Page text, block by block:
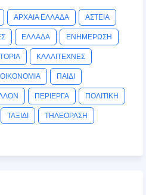
ΑΡΧΑΙΑ ΕΛΛΑΔΑ ΑΣΤΕΙΑ
ΕΛΛΑΔΑ ΕΝΗΜΕΡΩΣΗ
ΚΑΛΛΙΤΕΧΝΕΣ
ΟΙΚΟΝΟΜΙΑ ΠΑΙΔΙ
ΠΕΡΙΕΡΓΑ ΠΟΛΙΤΙΚΗ
ΤΑΞΙΔΙ ΤΗΛΕΟΡΑΣΗ